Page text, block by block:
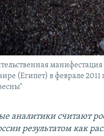
(Египет) в феврале 2011
аналитики считают
результатом как